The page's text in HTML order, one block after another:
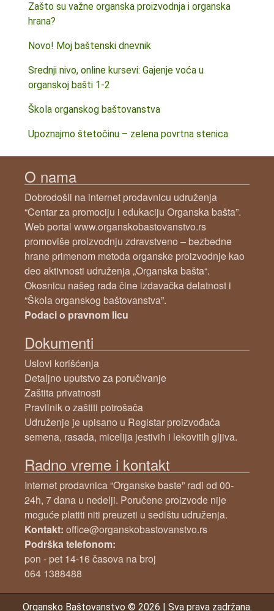
Zašto su važne organska proizvodnja i organska
hrana?
Novo! Moj baštenski dnevnik
Srednji nivo, online kursevi: Gajenje voća u
organskoj bašti 1-2
Škola organskog baštovanstva
Upoznajmo štetočinu – zelena povrtna stenica
O nama
Dobrodošli na internet prodavnicu udruženja
“Centar za promociju i edukaciju Organska bašta”.
Web portal www.organskobastovanstvo.rs
promoviše proizvodnju zdravstveno – bezbedne
hrane primenom metoda organske proizvodnje kao
deo aktivnosti udruženja „Organska bašta“.
Okosnicu našeg rada čine izdavačka delatnost i
“Škola organskog baštovanstva”.
Podaci o pravnom licu
Dokumenti
Uslovi korišćenja
Detaljno uputstvo za poručivanje
Zaštita privatnosti
Pravilnik o zaštiti potrošača
Udruženje je upisano u Registar proizvođača
semena, rasada, micelija jestivih i lekovitih gljiva.
Radno vreme i kontakt
Internet prodavnica “Organske baste” radi od 00-
24h, 7 dana u nedelji. Poručene proizvode nije
moguće platiti niti preuzeti u sedištu udruženja.
Kontakt: office@organskobastovanstvo.rs
Podrška telefonom:
pon - pet 14-16 časova na broj
064 1388488
Organsko Baštovanstvo © 2026 | Sva prava zadržana.